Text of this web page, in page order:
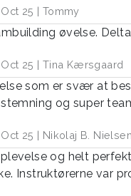
Oct 25 | Tommy
øvelse.
Oct 25 | Tina Kærsgaard
som er svær at
og super
Oct 25 | Nikolaj B. Nielsen
og helt
Instruktørerne var